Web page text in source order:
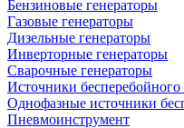
Бензиновые генераторы
Газовые генераторы
Дизельные генераторы
Инверторные генераторы
Сварочные генераторы
Источники
Однофазные источники
Пневмоинструмент